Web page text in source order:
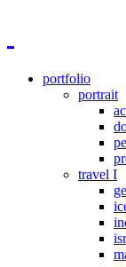
portfolio
portrait
travel I